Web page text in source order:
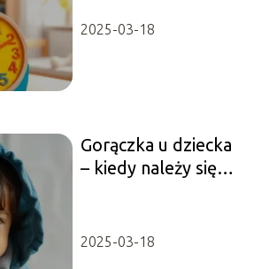
2025-03-18
Gorączka u dziecka
– kiedy należy się
2025-03-18